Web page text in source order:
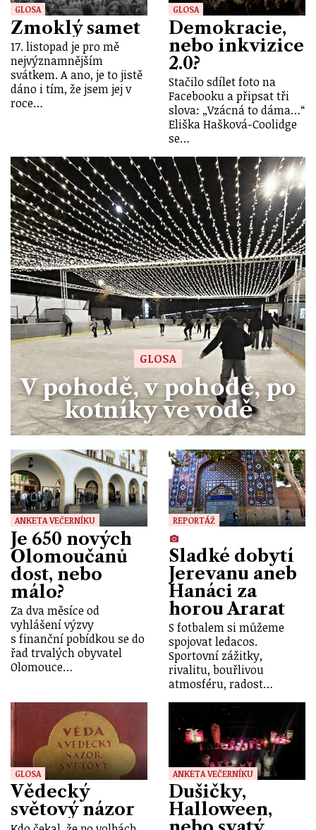
GLOSA
Zmoklý samet
17. listopad je pro mě
nejvýznamnějším
svátkem. A ano, je to jistě
dáno i tím, že jsem jej v
roce…
GLOSA
Demokracie,
nebo inkvizice
2.0?
Stačilo sdílet foto na
Facebooku a připsat tři
slova: „Vzácná to dáma…“
Eliška Hašková-Coolidge
se…
GLOSA
V pohodě, v pohodě, po
kotníky ve vodě
ANKETA VEČERNÍKU
Je 650 nových
Olomoučanů
dost, nebo
málo?
Za dva měsíce od
vyhlášení výzvy
s finanční pobídkou se do
řad trvalých obyvatel
Olomouce…
REPORTÁŽ
Sladké dobytí
Jerevanu aneb
Hanáci za
horou Ararat
S fotbalem si můžeme
spojovat ledacos.
Sportovní zážitky,
rivalitu, bouřlivou
atmosféru, radost…
GLOSA
Vědecký
světový názor
ANKETA VEČERNÍKU
Dušičky,
Halloween,